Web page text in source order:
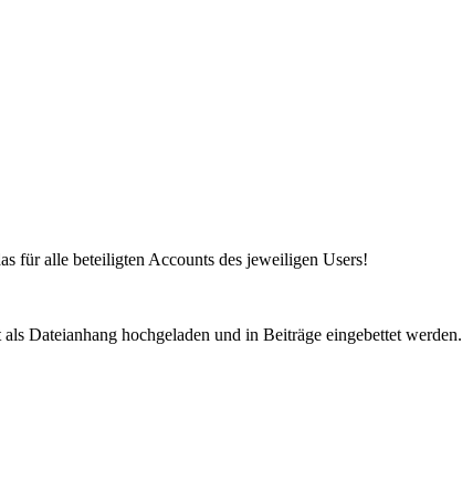
für alle beteiligten Accounts des jeweiligen Users!
Dateianhang hochgeladen und in Beiträge eingebettet werden.